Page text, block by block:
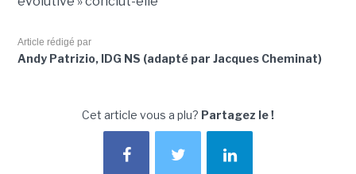
Article rédigé par
Andy Patrizio, IDG NS (adapté par Jacques Cheminat)
Cet article vous a plu? Partagez le !